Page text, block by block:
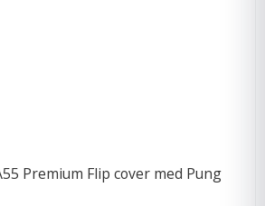
Premium Flip cover med Pung